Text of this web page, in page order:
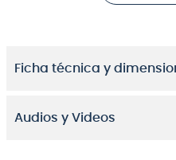
aspecto, esta correa
todo el día sin
Ficha técnica y
Audios y Videos